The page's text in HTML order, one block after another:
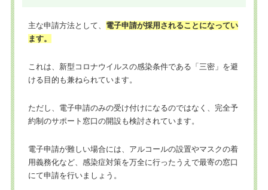
主な申請方法として、 電子申請が採用されることになってい
ます。
これは、新型コロナウイルスの感染条件である「三密」を避
ける目的も兼ねられています。
ただし、電子申請のみの受け付けになるのではなく、完全予
約制のサポート窓口の開設も検討されています。
電子申請が難しい場合には、アルコールの設置やマスクの着
用義務化など、感染症対策を万全に行ったうえで最寄の窓口
にて申請を行いましょう。